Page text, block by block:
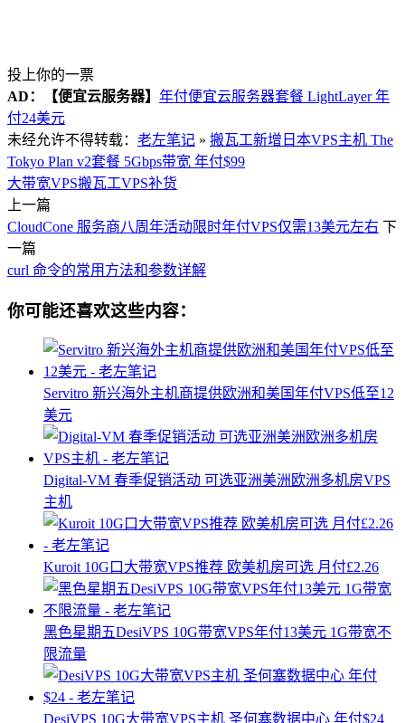
投上你的一票
AD：
【便宜云服务器】 年付便宜云服务器套餐 LightLayer 年
付24美元
未经允许不得转载： 老左笔记 » 搬瓦工新增日本VPS主机 The
Tokyo Plan v2套餐 5Gbps带宽 年付$99
大带宽VPS搬瓦工VPS补货
上一篇
CloudCone 服务商八周年活动限时年付VPS仅需13美元左右 下
一篇
curl 命令的常用方法和参数详解
你可能还喜欢这些内容：
Servitro 新兴海外主机商提供欧洲和美国年付VPS低至12
美元
Digital-VM 春季促销活动 可选亚洲美洲欧洲多机房VPS
主机
Kuroit 10G口大带宽VPS推荐 欧美机房可选 月付£2.26
黑色星期五DesiVPS 10G带宽VPS年付13美元 1G带宽不
限流量
DesiVPS 10G大带宽VPS主机 圣何塞数据中心 年付$24